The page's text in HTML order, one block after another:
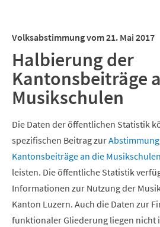
Volksabstimmung vom 21. Mai 2017
Halbierung der
Kantonsbeiträge
Musikschulen
Die Daten der öffentlichen Statistik
spezifischen Beitrag zur
Kantonsbeiträge an die
leisten. Die öffentliche Statistik
Informationen zur Nutzung der
Kanton Luzern. Auch die Daten zur
funktionaler Gliederung liegen nicht